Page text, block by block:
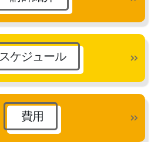
スケジュール
費用